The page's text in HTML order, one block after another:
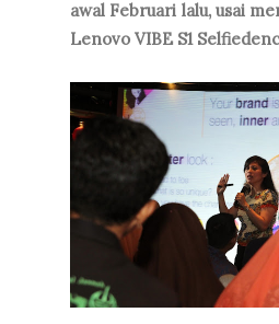
awal Februari lalu, usai
Lenovo VIBE S1